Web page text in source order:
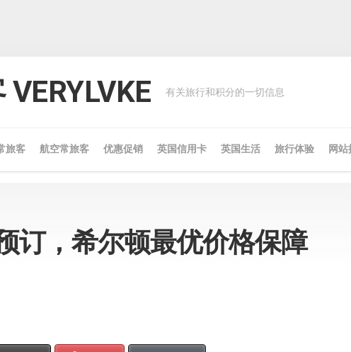
有关旅行和积分的一切信息
旅客 航空常旅客 优惠促销 英国信用卡 英国生活 旅行体验 网
订，希尔顿最优价格保障